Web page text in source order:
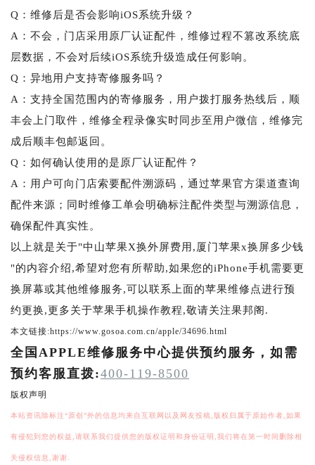
Q：维修后是否会影响iOS系统升级？
A：不会，门店采用原厂认证配件，维修过程不篡改系统底
层数据，不会对后续iOS系统升级造成任何影响。
Q：异地用户支持寄修服务吗？
A：支持全国范围内的寄修服务，用户拨打服务热线后，顺
丰会上门取件，维修全程录像实时同步至用户微信，维修完
成后顺丰包邮返回。
Q：如何确认使用的是原厂认证配件？
A：用户可向门店索要配件溯源码，通过苹果官方渠道查询
配件来源；同时维修工单会明确标注配件类型与溯源信息，
确保配件真实性。
以上就是关于"中山苹果X换外屏费用,厦门苹果x换屏多少钱
"的内容介绍,希望对您有所帮助,如果您的iPhone手机需要更
换屏幕或其他维修服务,可以联系上面的苹果维修点进行预
约更换,更多关于苹果手机操作教程,敬请关注果邦阁.
本文链接:https://www.gosoa.com.cn/apple/34696.html
全国APPLE维修服务中心提供预约服务，如需
预约客服直拨:400-119-8500
版权声明
本站资讯除标注“原创”外的信息均来自互联网以及网友投稿,版权归属于原始作者,如果
有侵犯到您的权益,请联系我们提供您的版权证明和身份证明,我们将在第一时间删除相
关侵权信息,谢谢.